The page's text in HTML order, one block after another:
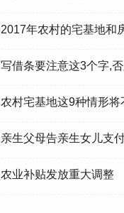
2017年农村的宅基地和
写借条要注意这3个字,
农村宅基地这9种情形
亲生父母告亲生女儿支
农业补贴发放重大调整